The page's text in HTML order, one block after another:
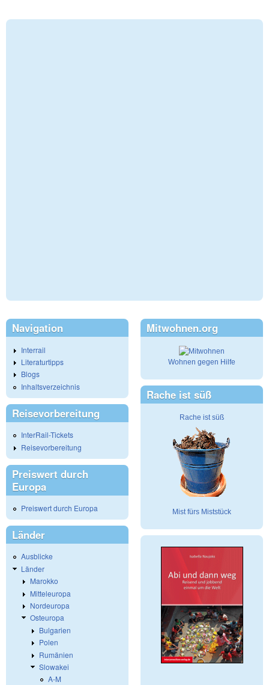
Navigation
Interrail
Literaturtipps
Blogs
Inhaltsverzeichnis
Reisevorbereitung
InterRail-Tickets
Reisevorbereitung
Preiswert durch
Europa
Preiswert durch Europa
Länder
Ausblicke
Länder
Marokko
Mitteleuropa
Nordeuropa
Osteuropa
Bulgarien
Polen
Rumänien
Slowakei
A-M
Mitwohnen.org
Wohnen gegen Hilfe
Rache ist süß
Rache ist süß
Mist fürs Miststück